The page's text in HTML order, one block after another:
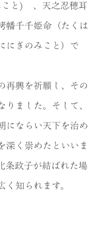
こと) 、天之忍穂耳
幡千千姫命（たくは
にぎのみこと）で
再興を祈願し、その
ました。そして、
にならい天下を治め
深く崇めたといいま
条政子が結ばれた場
知られます。